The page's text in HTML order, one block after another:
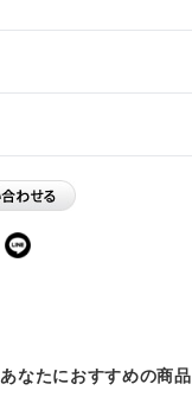
あなたにおすすめの商品